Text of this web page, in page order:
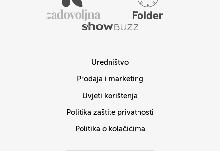
Uredništvo
Prodaja i marketing
Uvjeti korištenja
Politika zaštite privatnosti
Politika o kolačićima